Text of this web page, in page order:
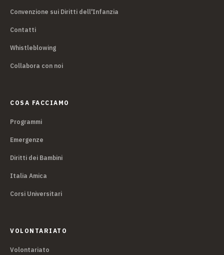
Convenzione sui Diritti dell'Infanzia
Contatti
Whistleblowing
Collabora con noi
COSA FACCIAMO
Programmi
Emergenze
Diritti dei Bambini
Italia Amica
Corsi Universitari
VOLONTARIATO
Volontariato